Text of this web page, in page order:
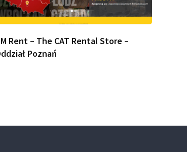
Rent – The CAT Rental Store –
Poznań